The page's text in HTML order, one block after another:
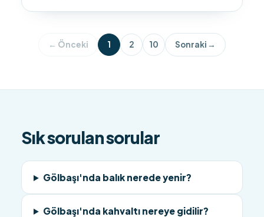
← Önceki 1 2 10 Sonraki →
Sık sorulan sorular
Gölbaşı'nda balık nerede yenir?
Gölbaşı'nda kahvaltı nereye gidilir?